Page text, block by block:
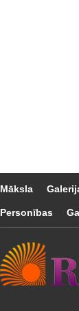
Māksla
Personības